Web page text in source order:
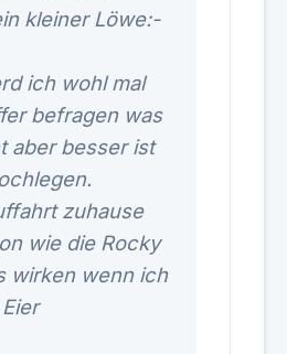
kleiner Löwe:-
ich wohl mal
befragen was
aber besser ist
zuhause
wie die Rocky
wirken wenn ich